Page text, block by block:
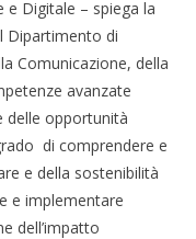
e Digitale – spiega la
Dipartimento di
Comunicazione, della
avanzate
delle opportunità
di comprendere e
e della sostenibilità
e implementare
dell’impatto